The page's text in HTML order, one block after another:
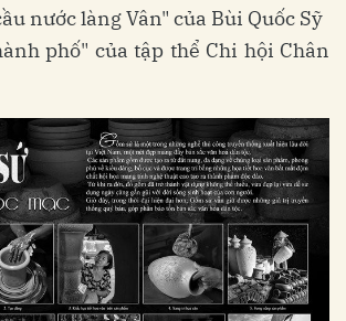
nước làng Vân" của Bùi Quốc Sỹ
phố" của tập thể Chi hội Chân